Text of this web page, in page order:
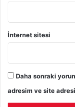
İnternet sitesi
Daha sonraki
adresim ve site